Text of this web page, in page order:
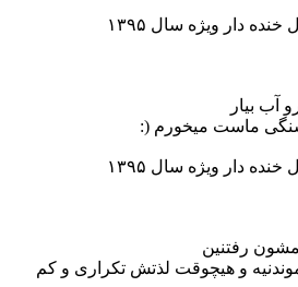
دار ویژه سال ۱۳۹۵
ﺁﺏ ﺑﯿﺎﺭ
ﻣﺎﺳﺖ ﻣﯿﺨﻮﺭﻡ (:
دار ویژه سال ۱۳۹۵
رفتنین
و هیچوقت لذتش تکراری و کم